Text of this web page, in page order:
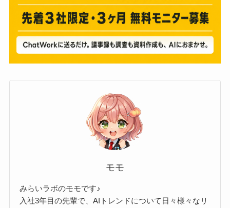
モモ
みらいラボのモモです♪
入社3年目の先輩で、AIトレンドについて日々様々なリ